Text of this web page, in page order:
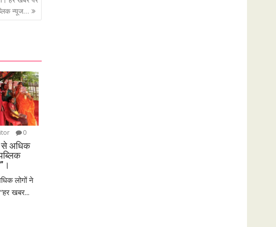
न्यूज…
0
से अधिक
लोगों ने
खबर...